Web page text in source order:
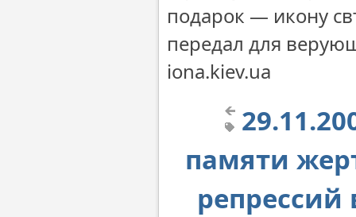
подарок — икону
передал для
iona.kiev.ua
памяти
репрессий